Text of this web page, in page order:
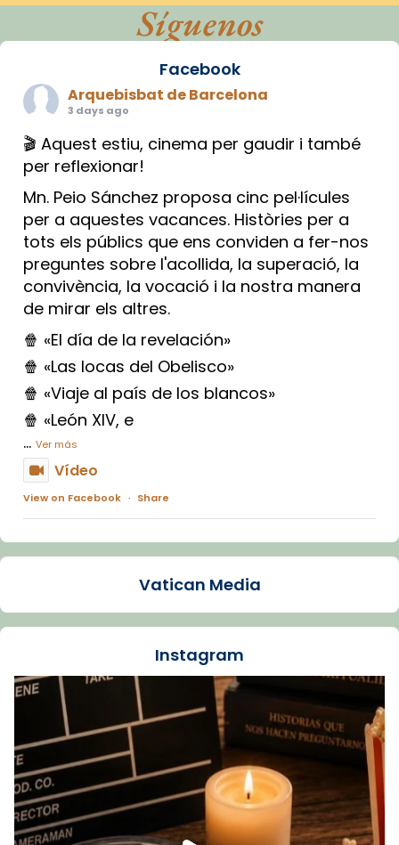
Síguenos
Facebook
Arquebisbat de Barcelona
3 days ago
🎬 Aquest estiu, cinema per gaudir i també
per reflexionar!
Mn. Peio Sánchez proposa cinc pel·lícules
per a aquestes vacances. Històries per a
tots els públics que ens conviden a fer-nos
preguntes sobre l'acollida, la superació, la
convivència, la vocació i la nostra manera
de mirar els altres.
🍿 «El día de la revelación»
🍿 «Las locas del Obelisco»
🍿 «Viaje al país de los blancos»
🍿 «León XIV, e
... Ver más
Vídeo
View on Facebook · Share
Arquebisbat de Barcelona
La Carmina va patir depressió. Fa gairebé
dos mesos, a l'Estadi Lluís Companys, la
Recupera l'entrevista comp
Vatican
tican News 👇
www.vaticannews.va/es/iglesia/news/2026-
07/carmina-historia-depresion-papa-viaje-
espana-testimoni...
Foto
Vatican Media
Instagram